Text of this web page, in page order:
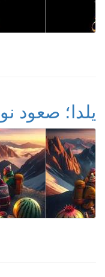
یلدا؛ صعود